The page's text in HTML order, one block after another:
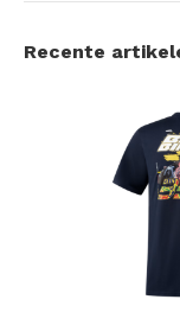
Recente